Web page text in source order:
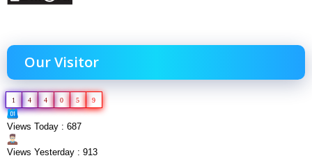
Our Visitor
1 4 4 0 5 9
Views Today : 687
Views Yesterday : 913